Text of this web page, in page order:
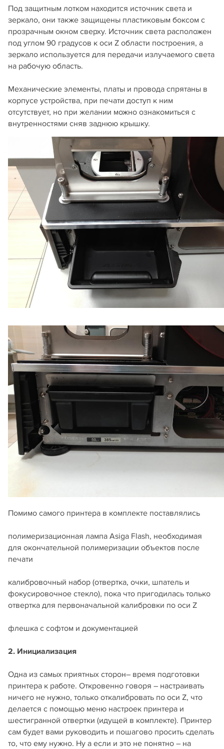
Под защитным лотком находится источник света и
зеркало, они также защищены пластиковым боксом с
прозрачным окном сверху. Источник света расположен
под углом 90 градусов к оси Z области построения, а
зеркало используется для передачи излучаемого света
на рабочую область.
Механические элементы, платы и провода спрятаны в
корпусе устройства, при печати доступ к ним
отсутствует, но при желании можно ознакомиться с
внутренностями сняв заднюю крышку.
Помимо самого принтера в комплекте поставлялись
полимеризационная лампа Asiga Flash, необходимая
для окончательной полимеризации объектов после
печати
калибровочный набор (отвертка, очки, шпатель и
фокусировочное стекло), пока что пригодилась только
отвертка для первоначальной калибровки по оси Z
флешка с софтом и документацией
2. Инициализация
Одна из самых приятных сторон– время подготовки
принтера к работе. Откровенно говоря – настраивать
ничего не нужно, только откалибровать по оси Z, что
делается с помощью меню настроек принтера и
шестигранной отвертки (идущей в комплекте). Принтер
сам будет вами руководить и пошагово просить сделать
то, что ему нужно. Ну а если и это не понятно – на